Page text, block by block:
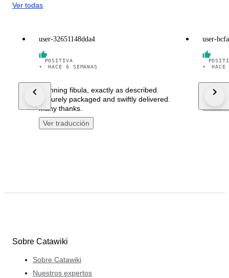
Ver todas
user-32651148dda4
POSITIVA
•
HACE 6 SEMANAS
Stunning fibula, exactly as described.
Securely packaged and swiftly delivered.
Many thanks.
Ver traducción
user-
•
HACE
Ver
Sobre Catawiki
Sobre Catawiki
Nuestros expertos